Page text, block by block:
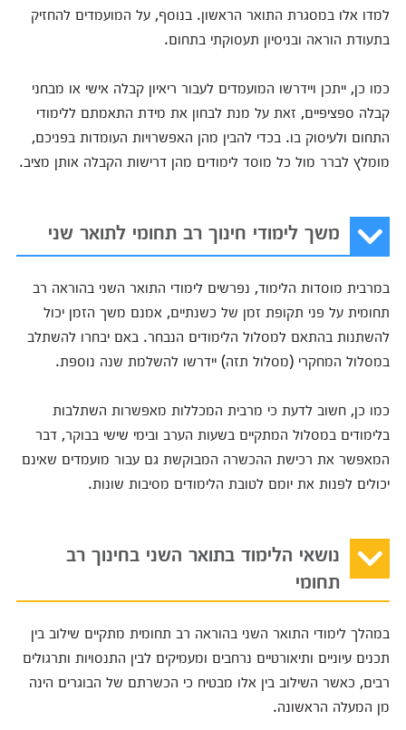
למדו אלו במסגרת התואר הראשון. בנוסף, על המועמדים להחזיק
בתעודת הוראה ובניסיון תעסוקתי בתחום.
כמו כן, ייתכן ויידרשו המועמדים לעבור ריאיון קבלה אישי או מבחני
קבלה ספציפיים, זאת על מנת לבחון את מידת התאמתם ללימודי
התחום ולעיסוק בו. בכדי להבין מהן האפשרויות העומדות בפניכם,
מומלץ לברר מול כל מוסד לימודים מהן דרישות הקבלה אותן מציב.
משך לימודי חינוך רב תחומי לתואר שני
במרבית מוסדות הלימוד, נפרשים לימודי התואר השני בהוראה רב
תחומית על פני תקופת זמן של כשנתיים, אמנם משך הזמן יכול
להשתנות בהתאם למסלול הלימודים הנבחר. באם יבחרו להשתלב
במסלול המחקרי (מסלול תזה) יידרשו להשלמת שנה נוספת.
כמו כן, חשוב לדעת כי מרבית המכללות מאפשרות השתלבות
בלימודים במסלול המתקיים בשעות הערב ובימי שישי בבוקר, דבר
המאפשר את רכישת ההכשרה המבוקשת גם עבור מועמדים שאינם
יכולים לפנות את יומם לטובת הלימודים מסיבות שונות.
נושאי הלימוד בתואר השני בחינוך רב
תחומי
במהלך לימודי התואר השני בהוראה רב תחומית מתקיים שילוב בין
תכנים עיוניים ותיאורטיים נרחבים ומעמיקים לבין התנסויות ותרגולים
רבים, כאשר השילוב בין אלו מבטיח כי הכשרתם של הבוגרים הינה
מן המעלה הראשונה.